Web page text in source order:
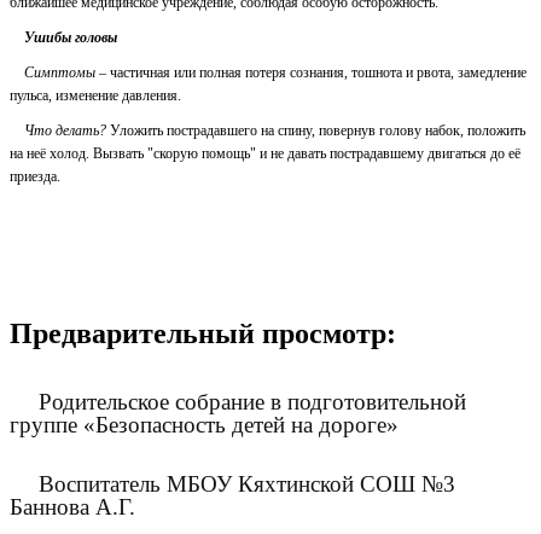
Ушибы головы
Симптомы – частичная или полная потеря сознания, тошнота и рвота, замедление
пульса, изменение давления.
Что делать? Уложить пострадавшего на спину, повернув голову набок, положить
на неё холод. Вызвать "скорую помощь" и не давать пострадавшему двигаться до её
приезда.
Предварительный просмотр:
Родительское собрание в подготовительной
группе «Безопасность детей на дороге»
Воспитатель МБОУ Кяхтинской СОШ №3
Баннова А.Г.